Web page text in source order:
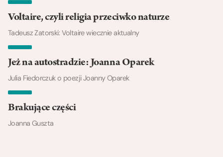
Voltaire, czyli religia przeciwko naturze
Tadeusz Zatorski: Voltaire wiecznie aktualny
Jeż na autostradzie: Joanna Oparek
Julia Fiedorczuk o poezji Joanny Oparek
Brakujące części
Joanna Guszta